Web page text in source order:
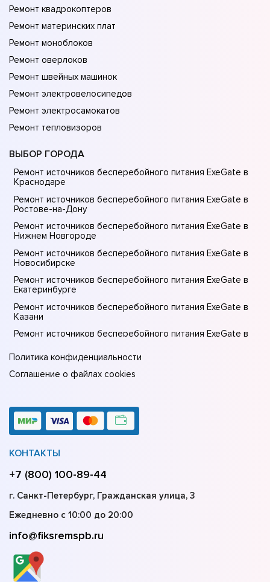
Ремонт квадрокоптеров
Ремонт материнских плат
Ремонт моноблоков
Ремонт оверлоков
Ремонт швейных машинок
Ремонт электровелосипедов
Ремонт электросамокатов
Ремонт тепловизоров
ВЫБОР ГОРОДА
Ремонт источников бесперебойного питания ExeGate в
Краснодаре
Ремонт источников бесперебойного питания ExeGate в
Ростове-на-Донy
Ремонт источников бесперебойного питания ExeGate в
Нижнем Новгороде
Ремонт источников бесперебойного питания ExeGate в
Новосибирске
Ремонт источников бесперебойного питания ExeGate в
Екатеринбурге
Ремонт источников бесперебойного питания ExeGate в
Казани
Ремонт источников бесперебойного питания ExeGate в
Политика конфиденциальности
Соглашение о файлах cookies
КОНТАКТЫ
+7 (800) 100-89-44
г. Санкт-Петербург, Гражданская улица, 3
Ежедневно с 10:00 до 20:00
info@fiksremspb.ru